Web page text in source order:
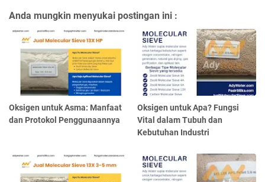
Anda mungkin menyukai postingan ini :
Oksigen untuk Asma: Manfaat
dan Protokol Penggunaannya
Oksigen untuk Apa? Fungsi
Vital dalam Tubuh dan
Kebutuhan Industri